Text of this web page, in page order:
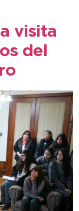
visita
del